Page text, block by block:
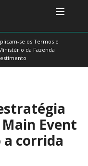
se os Termos e
da Fazenda
Event
a corrida